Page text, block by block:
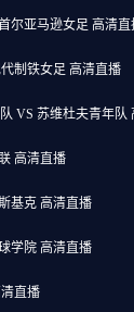
尔亚马逊女足 高清直
制铁女足 高清直播
VS 苏维杜夫青年队
高清直播
基克 高清直播
学院 高清直播
直播